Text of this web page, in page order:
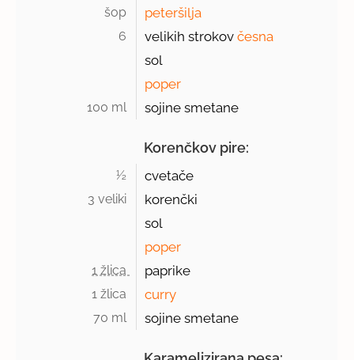
šop peteršilja
6 velikih strokovčesna
sol
poper
100 ml sojine smetane
Korenčkov pire:
½ cvetače
3 veliki
korenčki
sol
poper
1 žlica paprike
1 žlica curry
70 ml sojine smetane